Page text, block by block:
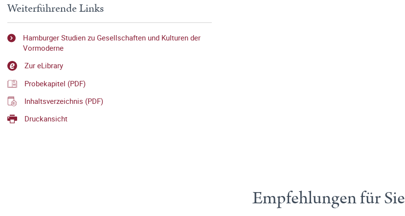
Weiterführende Links
Hamburger Studien zu Gesellschaften und Kulturen der
Vormoderne
Zur eLibrary
Probekapitel (PDF)
Inhaltsverzeichnis (PDF)
Druckansicht
Empfehlungen für Sie